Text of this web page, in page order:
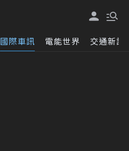
國際車訊 電能世界 交通新訊